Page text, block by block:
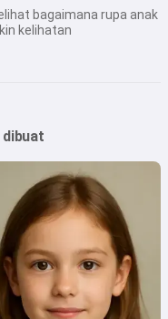
bagaimana rupa anak
kelihatan
dibuat